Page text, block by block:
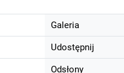
Galeria
Udostępnij
Odsłony